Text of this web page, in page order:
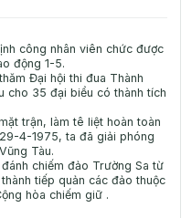
công nhân viên chức được
động 1-5.
Đại hội thi đua Thành
cho 35 đại biểu có thành tích
trận, làm tê liệt hoàn toàn
4-1975, ta đã giải phóng
Tàu.
chiếm đảo Trường Sa từ
tiếp quản các đảo thuộc
hòa chiếm giữ .